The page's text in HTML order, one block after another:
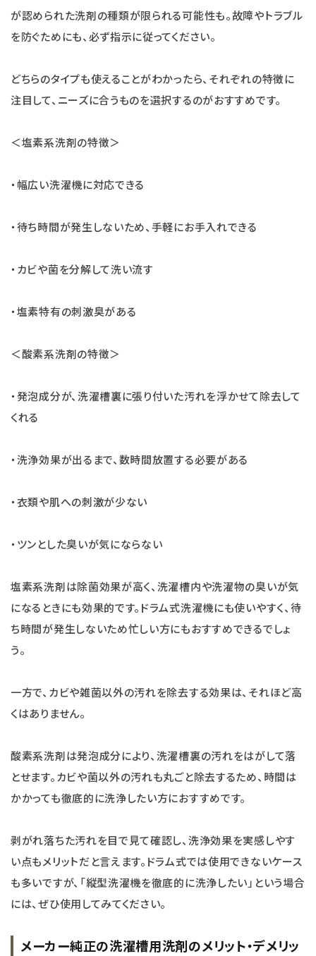
が認められた洗剤の種類が限られる可能性も。故障やトラブル
を防ぐためにも、必ず指示に従ってください。
どちらのタイプも使えることがわかったら、それぞれの特徴に
注目して、ニーズに合うものを選択するのがおすすめです。
＜塩素系洗剤の特徴＞
・幅広い洗濯機に対応できる
・待ち時間が発生しないため、手軽にお手入れできる
・カビや菌を分解して洗い流す
・塩素特有の刺激臭がある
＜酸素系洗剤の特徴＞
・発泡成分が、洗濯槽裏に張り付いた汚れを浮かせて除去して
くれる
・洗浄効果が出るまで、数時間放置する必要がある
・衣類や肌への刺激が少ない
・ツンとした臭いが気にならない
塩素系洗剤は除菌効果が高く、洗濯槽内や洗濯物の臭いが気
になるときにも効果的です。ドラム式洗濯機にも使いやすく、待
ち時間が発生しないため忙しい方にもおすすめできるでしょ
う。
一方で、カビや雑菌以外の汚れを除去する効果は、それほど高
くはありません。
酸素系洗剤は発泡成分により、洗濯槽裏の汚れをはがして落
とせます。カビや菌以外の汚れも丸ごと除去するため、時間は
かかっても徹底的に洗浄したい方におすすめです。
剥がれ落ちた汚れを目で見て確認し、洗浄効果を実感しやす
い点もメリットだと言えます。ドラム式では使用できないケース
も多いですが、「縦型洗濯機を徹底的に洗浄したい」という場合
には、ぜひ使用してみてください。
メーカー純正の洗濯槽用洗剤のメリット・デメリッ